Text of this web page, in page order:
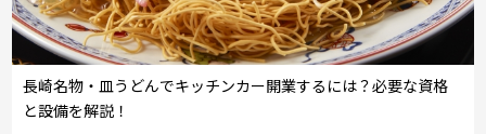
長崎名物・皿うどんでキッチンカー開業するには？必要な資格
と設備を解説！